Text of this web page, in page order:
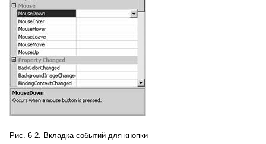
Рис. 6-2. Вкладка событий для кнопки